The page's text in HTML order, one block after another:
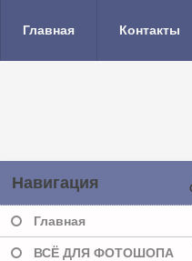
Главная Контакты
Навигация
Главная
ВСЁ ДЛЯ ФОТОШОПА